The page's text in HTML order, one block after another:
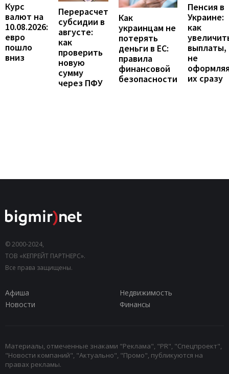
Курс
валют на
10.08.2026:
евро
пошло
вниз
Перерасчет
субсидии в
августе:
как
проверить
новую
сумму
через ПФУ
Как
украинцам не
потерять
деньги в ЕС:
правила
финансовой
безопасности
Пенсия в
Украине:
как
выплаты,
не
их сразу
© 2000-2024,
ТОВ «КЕПРЕЙТ ПАРТНЕРС».
Все права защищены.
Афиша
Недвижимость
Новости
Финансы
Материалы, отмеченные знаками "Реклама", "PR", "Спецпроект",
"Новости компаний", "Актуально", "Промо", публикуются на
правах рекламы.